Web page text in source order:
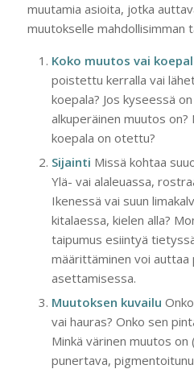
muutamia asioita, jotka
muutokselle mahdollisimman
Koko muutos vai
poistettu kerralla vai
koepala? Jos kyseessä
alkuperäinen muutos
koepala on otettu?
Sijainti Missä kohtaa
Ylä- vai alaleuassa,
Ikenessä vai suun
kitalaessa, kielen alla?
taipumus esiintyä
määrittäminen voi auttaa
asettamisessa.
Muutoksen kuvailu
vai hauras? Onko sen
Minkä värinen muutos on
punertava,